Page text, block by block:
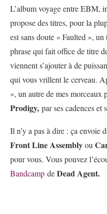
L’album voyage entre EBM,
propose des titres, pour la
est sans doute « Faulted »,
phrase qui fait office de titre
viennent s’ajouter à de
qui vous vrillent le cerveau.
», un autre de mes morceaux
Prodigy, par ses cadences et
Il n’y a pas à dire : ça envoie
Front Line Assemblyou
pour vous. Vous pouvez
Bandcamp deDead Agent.